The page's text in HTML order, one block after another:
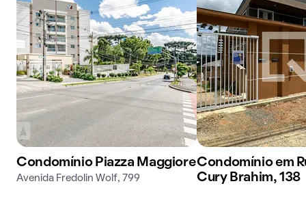
Condomínio Piazza Maggiore
Avenida Fredolin Wolf, 799
Condomínio em
Cury Brahim, 138